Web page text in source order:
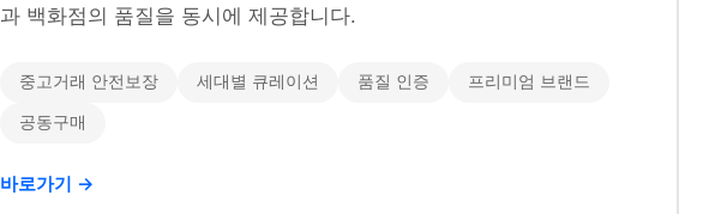
과 백화점의 품질을 동시에 제공합니다.
중고거래 안전보장 세대별 큐레이션 품질 인증 프리미엄 브랜드
공동구매
바로가기 →